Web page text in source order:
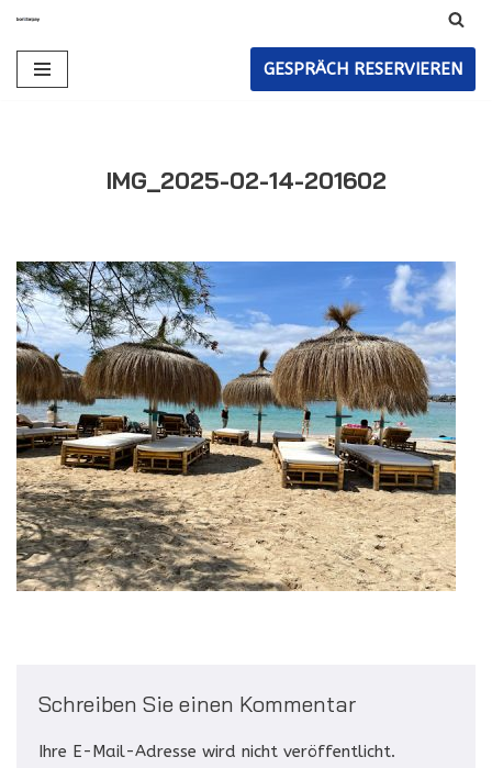
Zum
Inhalt
GESPRÄCH RESERVIEREN
IMG_2025-02-14-201602
Schreiben Sie einen Kommentar
Ihre E-Mail-Adresse wird nicht veröffentlicht.